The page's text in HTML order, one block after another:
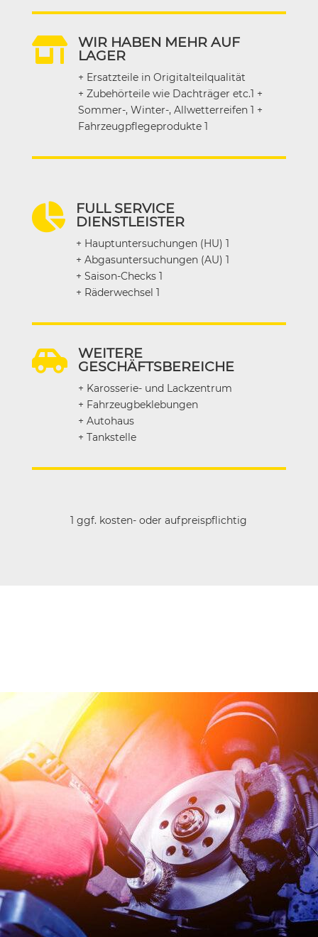

WIR HABEN MEHR AUF
LAGER
+ Ersatzteile in Origitalteilqualität
+ Zubehörteile wie Dachträger etc.1 +
Sommer-, Winter-, Allwetterreifen 1 +
Fahrzeugpflegeprodukte 1

FULL SERVICE
DIENSTLEISTER
+ Hauptuntersuchungen (HU) 1
+ Abgasuntersuchungen (AU) 1
+ Saison-Checks 1
+ Räderwechsel 1

WEITERE
GESCHÄFTSBEREICHE
+ Karosserie- und Lackzentrum
+ Fahrzeugbeklebungen
+ Autohaus
+ Tankstelle
1 ggf. kosten- oder aufpreispflichtig